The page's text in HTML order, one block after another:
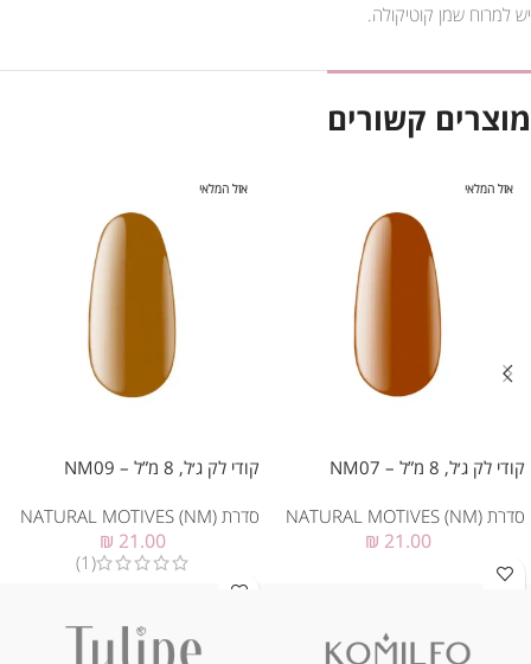
יש למרוח שמן קוטיקולה.
מוצרים קשורים
אזל המלאי
קודי לק ג׳ל, 8 מ”ל – NM07
סדרת NATURAL MOTIVES (NM)
₪ 21.00
אזל המלאי
קודי לק ג׳ל, 8 מ”ל – NM09
סדרת NATURAL MOTIVES (NM)
₪ 21.00
(1)